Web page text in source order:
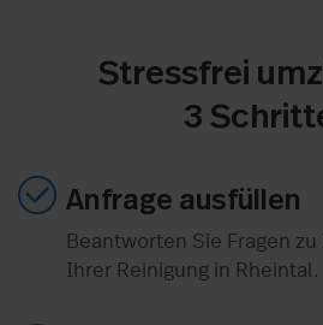
Stressfrei
3
Anfrage ausfüllen
Beantworten Sie Fragen
Ihrer Reinigung in Rheintal.